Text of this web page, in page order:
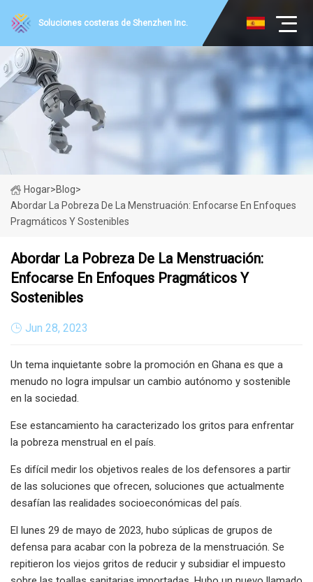
Soluciones costeras de Shenzhen Inc.
Hogar>Blog>
Abordar La Pobreza De La Menstruación: Enfocarse En Enfoques
Pragmáticos Y Sostenibles
Abordar La Pobreza De La Menstruación:
Enfocarse En Enfoques Pragmáticos Y
Sostenibles
Jun 28, 2023
Un tema inquietante sobre la promoción en Ghana es que a
menudo no logra impulsar un cambio autónomo y sostenible
en la sociedad.
Ese estancamiento ha caracterizado los gritos para enfrentar
la pobreza menstrual en el país.
Es difícil medir los objetivos reales de los defensores a partir
de las soluciones que ofrecen, soluciones que actualmente
desafían las realidades socioeconómicas del país.
El lunes 29 de mayo de 2023, hubo súplicas de grupos de
defensa para acabar con la pobreza de la menstruación. Se
repitieron los viejos gritos de reducir y subsidiar el impuesto